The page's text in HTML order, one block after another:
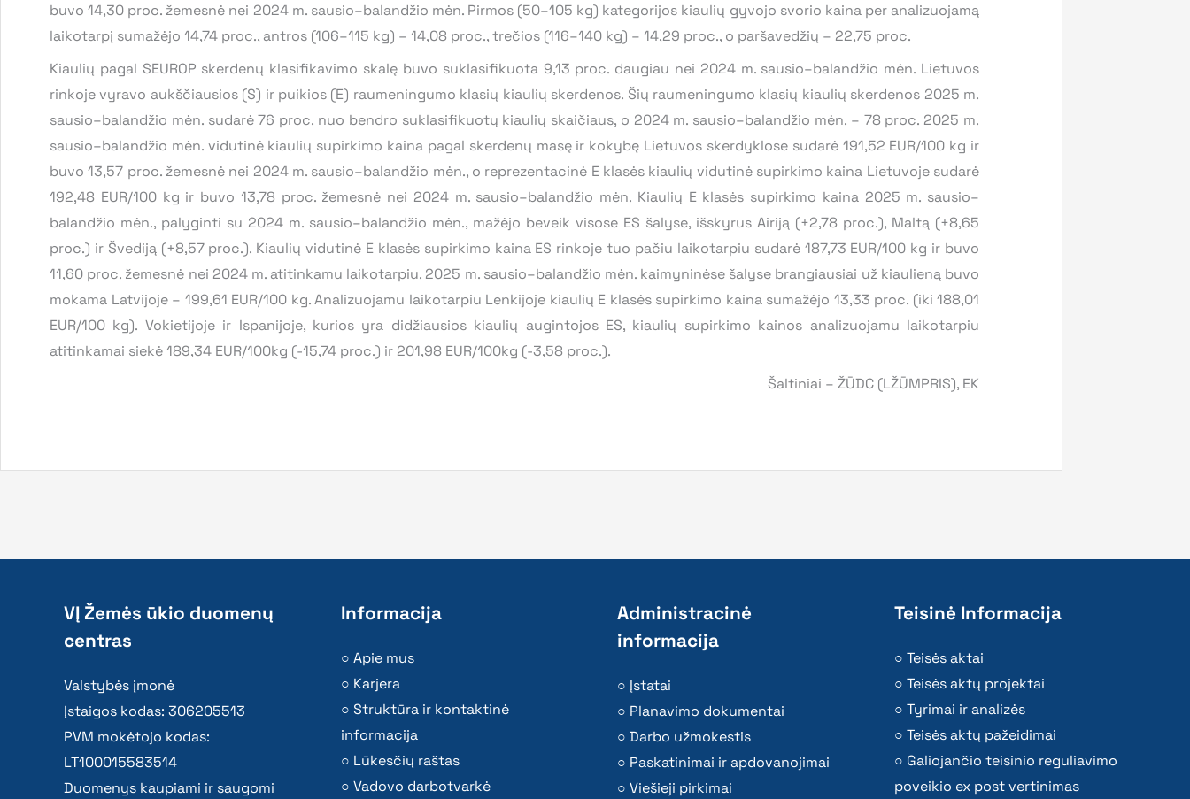
buvo 14,30 proc. žemesnė nei 2024 m. sausio–balandžio mėn. Pirmos (50–105 kg) kategorijos kiaulių gyvojo svorio kaina per analizuojamą
laikotarpį sumažėjo 14,74 proc., antros (106–115 kg) – 14,08 proc., trečios (116–140 kg) – 14,29 proc., o paršavedžių – 22,75 proc.
Kiaulių pagal SEUROP skerdenų klasifikavimo skalę buvo suklasifikuota 9,13 proc. daugiau nei 2024 m. sausio–balandžio mėn. Lietuvos
rinkoje vyravo aukščiausios (S) ir puikios (E) raumeningumo klasių kiaulių skerdenos. Šių raumeningumo klasių kiaulių skerdenos 2025 m.
sausio–balandžio mėn. sudarė 76 proc. nuo bendro suklasifikuotų kiaulių skaičiaus, o 2024 m. sausio–balandžio mėn. – 78 proc. 2025 m.
sausio–balandžio mėn. vidutinė kiaulių supirkimo kaina pagal skerdenų masę ir kokybę Lietuvos skerdyklose sudarė 191,52 EUR/100 kg ir
buvo 13,57 proc. žemesnė nei 2024 m. sausio–balandžio mėn., o reprezentacinė E klasės kiaulių vidutinė supirkimo kaina Lietuvoje sudarė
192,48 EUR/100 kg ir buvo 13,78 proc. žemesnė nei 2024 m. sausio–balandžio mėn. Kiaulių E klasės supirkimo kaina 2025 m. sausio–
balandžio mėn., palyginti su 2024 m. sausio–balandžio mėn., mažėjo beveik visose ES šalyse, išskyrus Airiją (+2,78 proc.), Maltą (+8,65
proc.) ir Švediją (+8,57 proc.). Kiaulių vidutinė E klasės supirkimo kaina ES rinkoje tuo pačiu laikotarpiu sudarė 187,73 EUR/100 kg ir buvo
11,60 proc. žemesnė nei 2024 m. atitinkamu laikotarpiu. 2025 m. sausio–balandžio mėn. kaimyninėse šalyse brangiausiai už kiaulieną buvo
mokama Latvijoje – 199,61 EUR/100 kg. Analizuojamu laikotarpiu Lenkijoje kiaulių E klasės supirkimo kaina sumažėjo 13,33 proc. (iki 188,01
EUR/100 kg). Vokietijoje ir Ispanijoje, kurios yra didžiausios kiaulių augintojos ES, kiaulių supirkimo kainos analizuojamu laikotarpiu
atitinkamai siekė 189,34 EUR/100kg (-15,74 proc.) ir 201,98 EUR/100kg (-3,58 proc.).
Šaltiniai – ŽŪDC (LŽŪMPRIS), EK
VĮ Žemės ūkio duomenų
centras
Valstybės įmonė
Įstaigos kodas: 306205513
PVM mokėtojo kodas:
LT100015583514
Duomenys kaupiami ir saugomi
Informacija
Apie mus
Karjera
Struktūra ir kontaktinė
informacija
Lūkesčių raštas
Vadovo darbotvarkė
Administracinė
informacija
Įstatai
Planavimo dokumentai
Darbo užmokestis
Paskatinimai ir apdovanojimai
Viešieji pirkimai
Teisinė Informacija
Teisės aktai
Teisės aktų projektai
Tyrimai ir analizės
Teisės aktų pažeidimai
Galiojančio teisinio reguliavimo
poveikio ex post vertinimas